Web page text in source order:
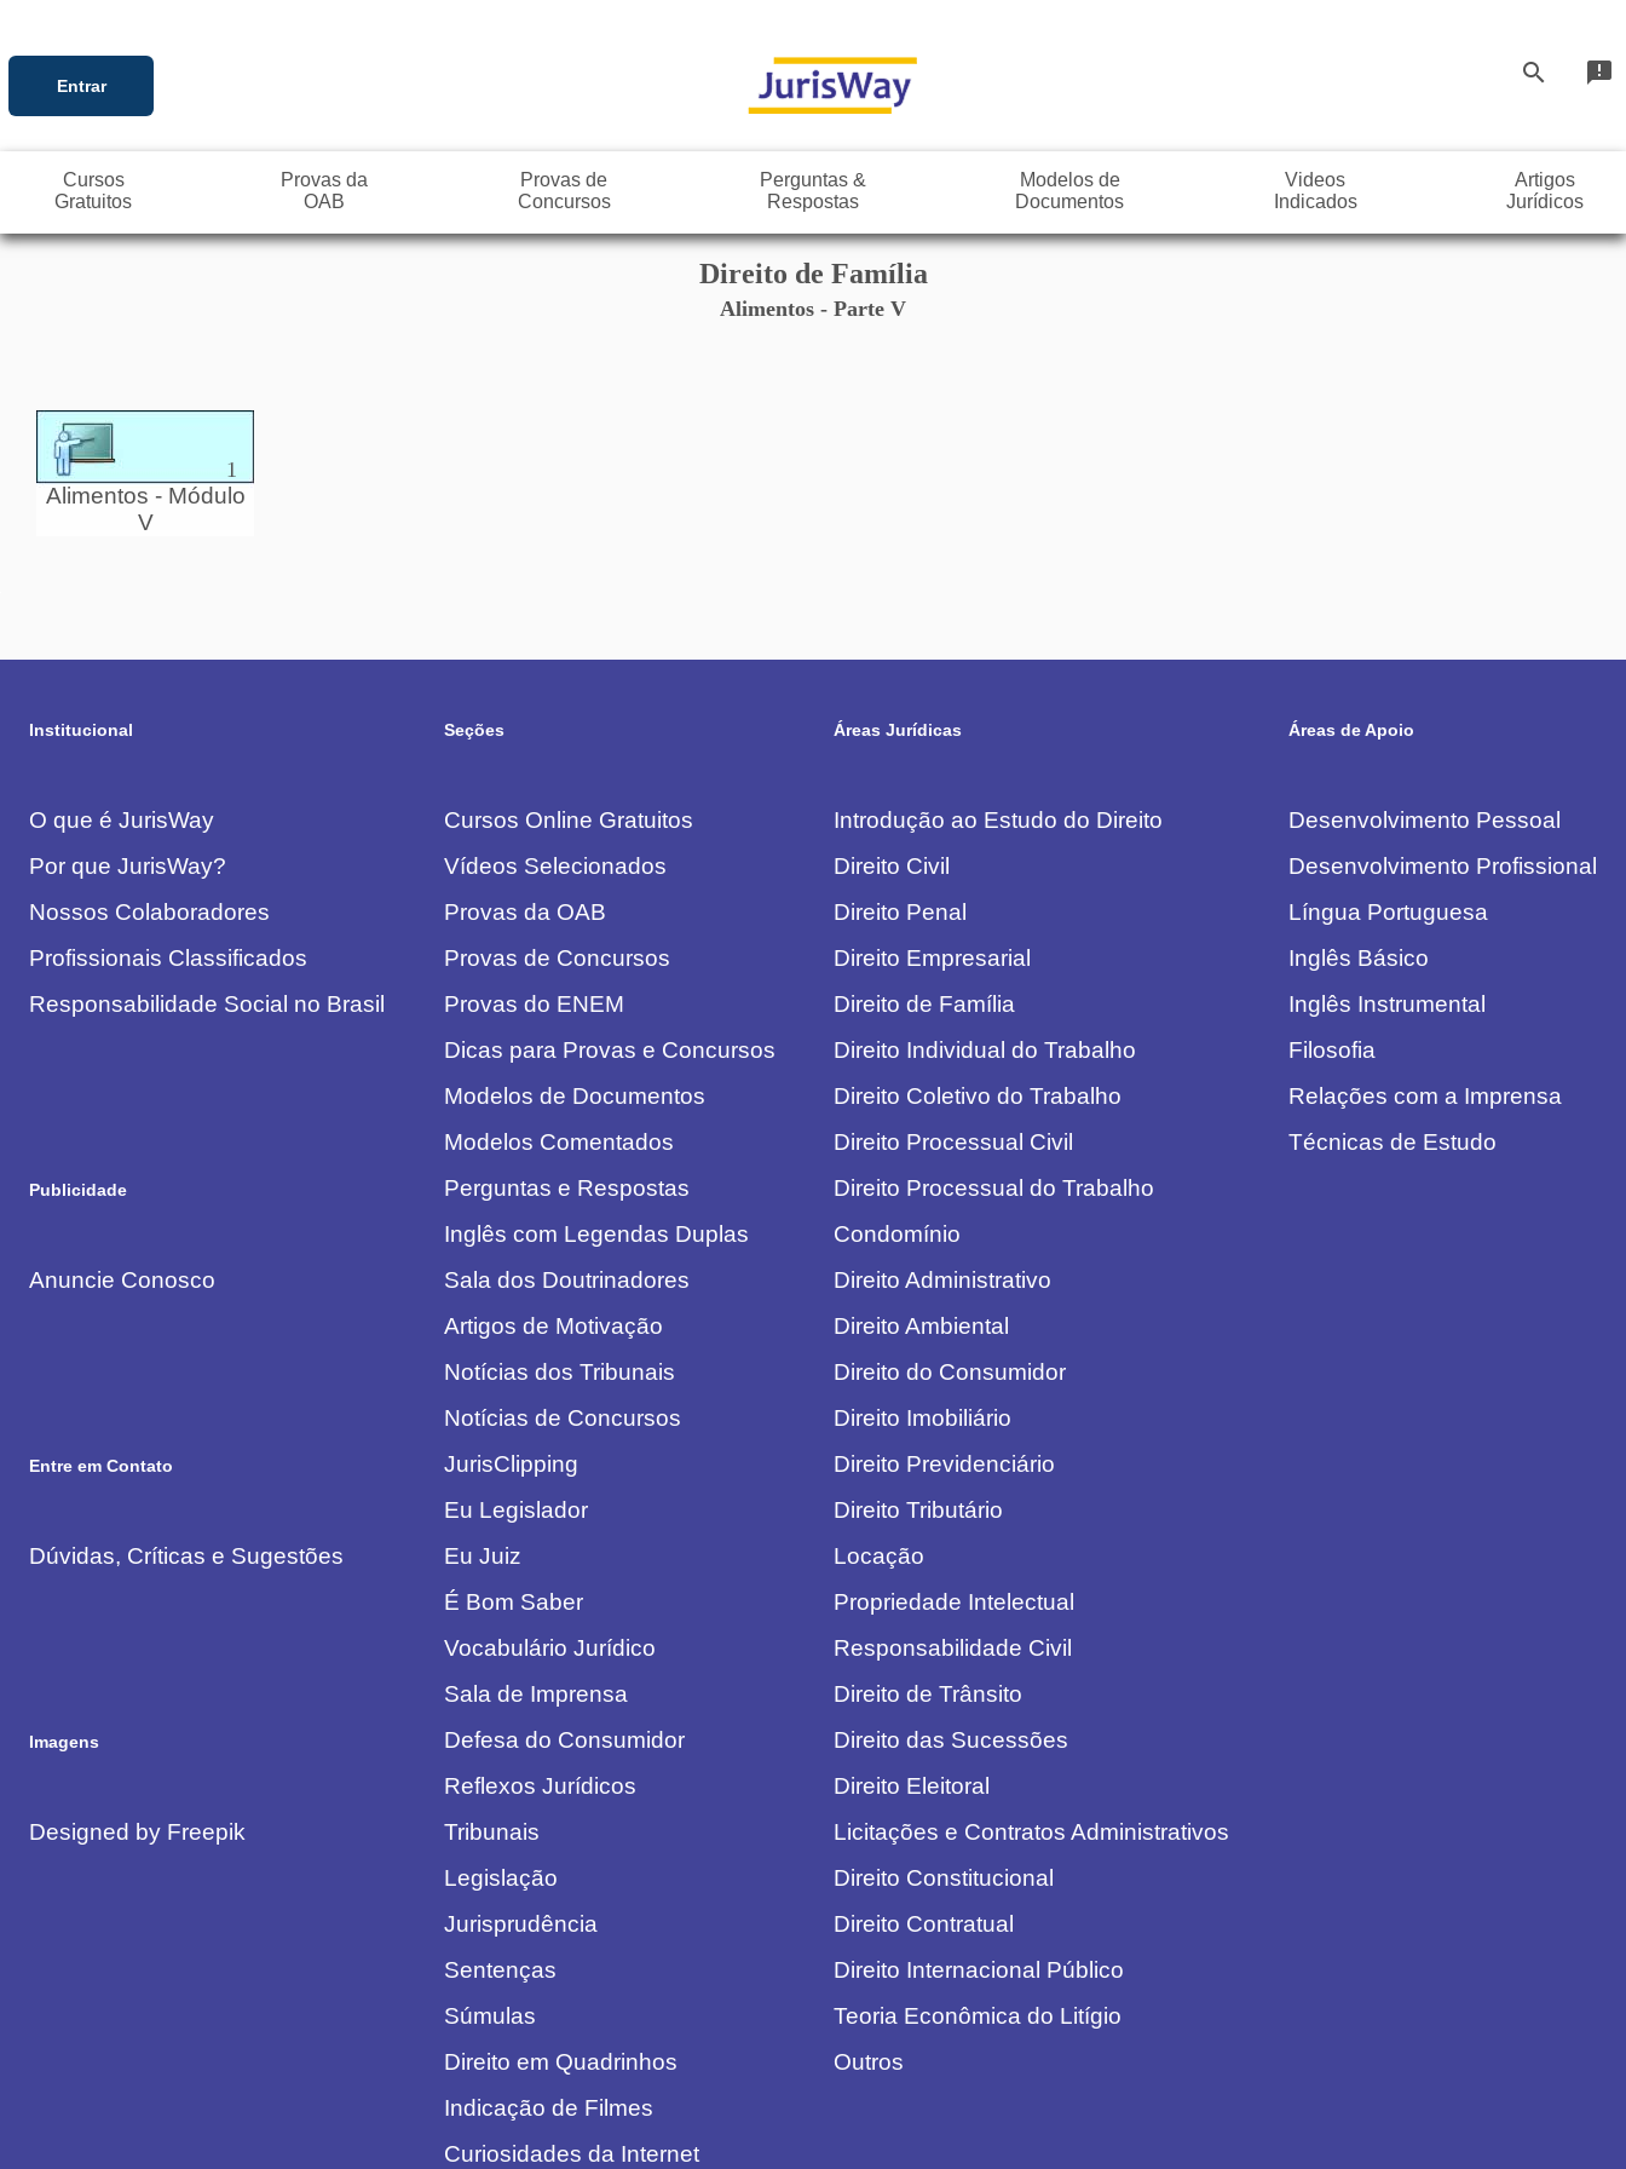
Entrar search announcement
Cursos
Gratuitos
Provas da
OAB
Provas de
Concursos
Perguntas &
Respostas
Modelos de
Documentos
Videos
Indicados
Artigos
Jurídicos
Direito de Família
Alimentos - Parte V
1
Alimentos - Módulo
V
Institucional
O que é JurisWay
Por que JurisWay?
Nossos Colaboradores
Profissionais Classificados
Responsabilidade Social no Brasil
Publicidade
Anuncie Conosco
Entre em Contato
Dúvidas, Críticas e Sugestões
Imagens
Designed by Freepik
Seções
Cursos Online Gratuitos
Vídeos Selecionados
Provas da OAB
Provas de Concursos
Provas do ENEM
Dicas para Provas e Concursos
Modelos de Documentos
Modelos Comentados
Perguntas e Respostas
Inglês com Legendas Duplas
Sala dos Doutrinadores
Artigos de Motivação
Notícias dos Tribunais
Notícias de Concursos
JurisClipping
Eu Legislador
Eu Juiz
É Bom Saber
Vocabulário Jurídico
Sala de Imprensa
Defesa do Consumidor
Reflexos Jurídicos
Tribunais
Legislação
Jurisprudência
Sentenças
Súmulas
Direito em Quadrinhos
Indicação de Filmes
Curiosidades da Internet
Áreas Jurídicas
Introdução ao Estudo do Direito
Direito Civil
Direito Penal
Direito Empresarial
Direito de Família
Direito Individual do Trabalho
Direito Coletivo do Trabalho
Direito Processual Civil
Direito Processual do Trabalho
Condomínio
Direito Administrativo
Direito Ambiental
Direito do Consumidor
Direito Imobiliário
Direito Previdenciário
Direito Tributário
Locação
Propriedade Intelectual
Responsabilidade Civil
Direito de Trânsito
Direito das Sucessões
Direito Eleitoral
Licitações e Contratos Administrativos
Direito Constitucional
Direito Contratual
Direito Internacional Público
Teoria Econômica do Litígio
Outros
Áreas de Apoio
Desenvolvimento Pessoal
Desenvolvimento Profissional
Língua Portuguesa
Inglês Básico
Inglês Instrumental
Filosofia
Relações com a Imprensa
Técnicas de Estudo